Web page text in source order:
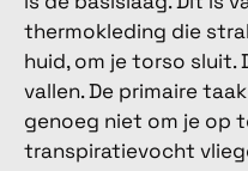
thermokleding die
huid, om je torso sluit.
vallen. De primaire
genoeg niet om je op
transpiratievocht